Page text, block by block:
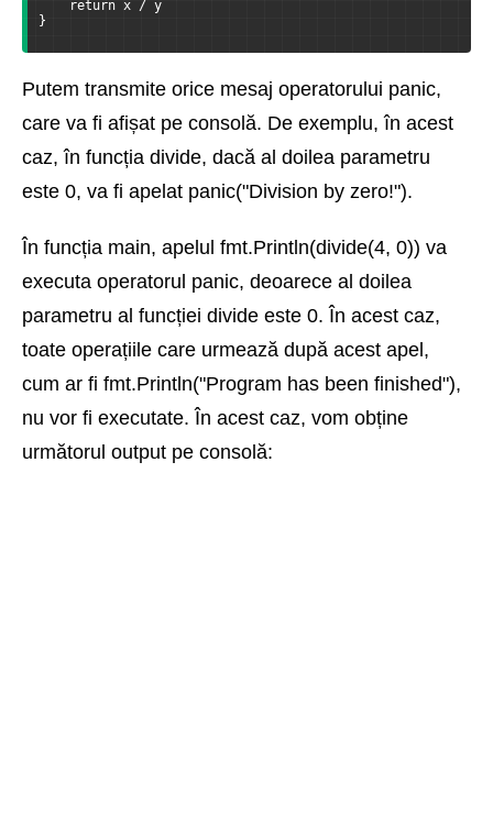
return x / y
}
Putem transmite orice mesaj operatorului panic,
care va fi afișat pe consolă. De exemplu, în acest
caz, în funcția divide, dacă al doilea parametru
este 0, va fi apelat panic("Division by zero!").
În funcția main, apelul fmt.Println(divide(4, 0)) va
executa operatorul panic, deoarece al doilea
parametru al funcției divide este 0. În acest caz,
toate operațiile care urmează după acest apel,
cum ar fi fmt.Println("Program has been finished"),
nu vor fi executate. În acest caz, vom obține
următorul output pe consolă: